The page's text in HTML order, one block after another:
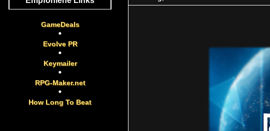
GameDeals
Evolve PR
Keymailer
RPG-Maker.net
How Long To Beat